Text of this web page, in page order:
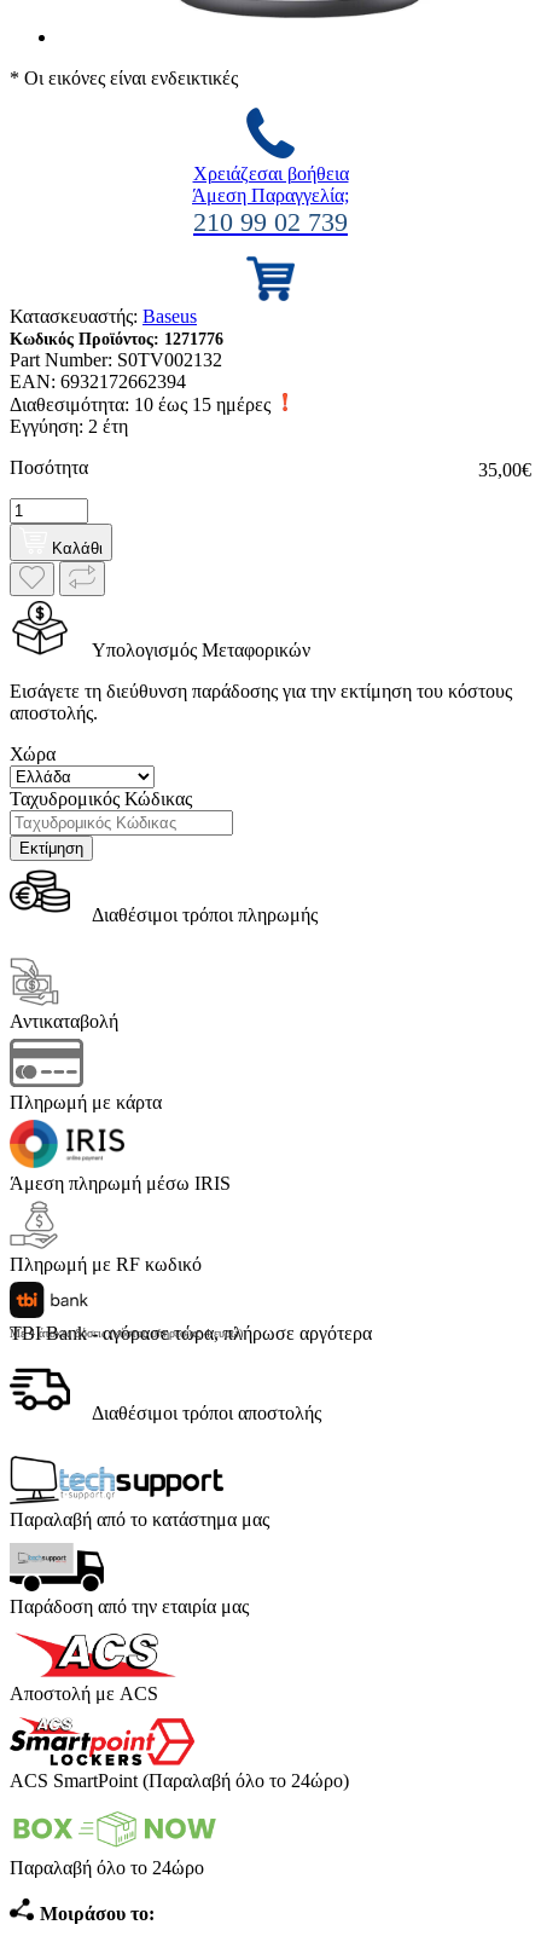
* Οι εικόνες είναι ενδεικτικές
Χρειάζεσαι βοήθεια
Άμεση Παραγγελία;
210 99 02 739
Κατασκευαστής: Baseus
Κωδικός Προϊόντος: 1271776
Part Number: S0TV002132
EAN: 6932172662394
Διαθεσιμότητα: 10 έως 15 ημέρες
Εγγύηση: 2 έτη
35,00€
Ποσότητα
Καλάθι
Υπολογισμός Μεταφορικών
Εισάγετε τη διεύθυνση παράδοσης για την εκτίμηση του κόστους
αποστολής.
Χώρα
Ταχυδρομικός Κώδικας
Διαθέσιμοι τρόποι πληρωμής
Αντικαταβολή
Πληρωμή με κάρτα
Άμεση πληρωμή μέσω IRIS
Πληρωμή με RF κωδικό
TBI Bank - αγόρασε τώρα, πλήρωσε αργότερα
Με 4 άτοκες δόσεις (κόστος υπηρεσίας 4 ευρώ)
Διαθέσιμοι τρόποι αποστολής
Παραλαβή από το κατάστημα μας
Παράδοση από την εταιρία μας
Αποστολή με ACS
ACS SmartPoint (Παραλαβή όλο το 24ώρο)
Παραλαβή όλο το 24ώρο
Μοιράσου το: